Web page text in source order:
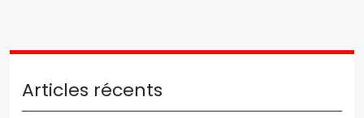
Articles récents